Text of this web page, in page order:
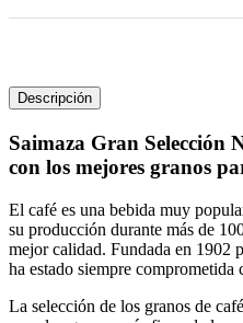
Descripción
Saimaza Gran
con los mejores granos
El café es una bebida muy
su producción durante más de
mejor calidad. Fundada en 1902
ha estado siempre
La selección de los granos de